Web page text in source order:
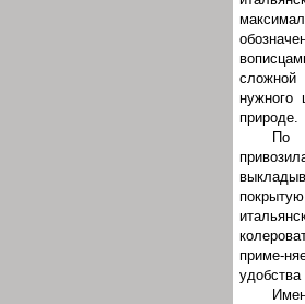
нужного
природе.
По
приме-
удобства